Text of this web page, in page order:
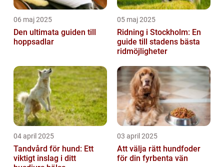
06 maj 2025
Den ultimata guiden till
hoppsadlar
05 maj 2025
Ridning i Stockholm: En
guide till stadens bästa
ridmöjligheter
04 april 2025
Tandvård för hund: Ett
viktigt inslag i ditt
03 april 2025
Att välja rätt hundfoder
för din fyrbenta vän